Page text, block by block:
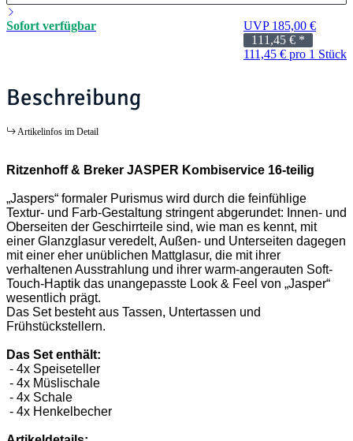
Sofort verfügbar
UVP 185,00 €
111,45 € *
111,45 € pro 1 Stück
Beschreibung
Artikelinfos im Detail
Ritzenhoff & Breker JASPER Kombiservice 16-teilig
„Jaspers“ formaler Purismus wird durch die feinfühlige
Textur- und Farb-Gestaltung stringent abgerundet: Innen- und
Oberseiten der Geschirrteile sind, wie man es kennt, mit
einer Glanzglasur veredelt, Außen- und Unterseiten dagegen
mit einer eher unüblichen Mattglasur, die mit ihrer
verhaltenen Ausstrahlung und ihrer warm-angerauten Soft-
Touch-Haptik das unangepasste Look & Feel von „Jasper“
wesentlich prägt.
Das Set besteht aus Tassen, Untertassen und
Frühstückstellern.
Das Set enthält:
- 4x Speiseteller
- 4x Müslischale
- 4x Schale
- 4x Henkelbecher